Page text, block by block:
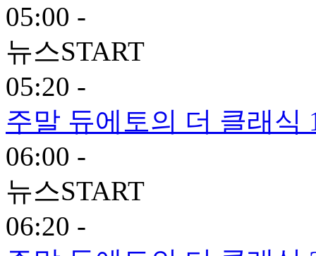
05:00 -
뉴스START
05:20 -
주말 듀에토의 더 클래식
06:00 -
뉴스START
06:20 -